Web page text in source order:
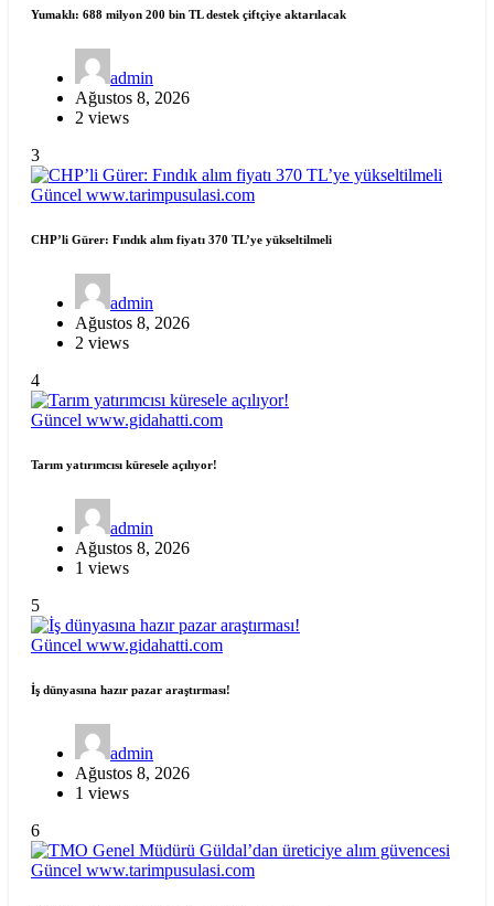
Yumaklı: 688 milyon 200 bin TL destek çiftçiye aktarılacak
admin
Ağustos 8, 2026
2 views
3
Güncel www.tarimpusulasi.com
CHP’li Gürer: Fındık alım fiyatı 370 TL’ye yükseltilmeli
admin
Ağustos 8, 2026
2 views
4
Güncel www.gidahatti.com
Tarım yatırımcısı küresele açılıyor!
admin
Ağustos 8, 2026
1 views
5
Güncel www.gidahatti.com
İş dünyasına hazır pazar araştırması!
admin
Ağustos 8, 2026
1 views
6
Güncel www.tarimpusulasi.com